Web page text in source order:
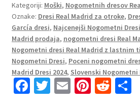
Real
Madrid
Tretji
2024-
25
Fran
García
20
Kategoriji: Moški, Nogometnih dresov
Oznake: Dresi Real Madrid za otroke,
García dresi, Najcenejši Nogometni Dresi
Madrid prodaja, nogometni dresi Real
Nogometni dresi Real Madrid z lastnim
Nogometni Dresi, Poceni nogometni
Madrid Dresi 2024, Slovenski Nogometni
Fa T E Pi R S